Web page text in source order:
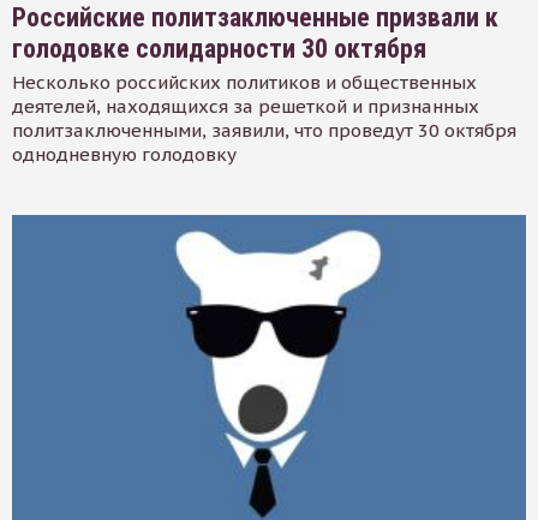
Российские политзаключенные призвали к
голодовке солидарности 30 октября
Несколько российских политиков и общественных
деятелей, находящихся за решеткой и признанных
политзаключенными, заявили, что проведут 30 октября
однодневную голодовку